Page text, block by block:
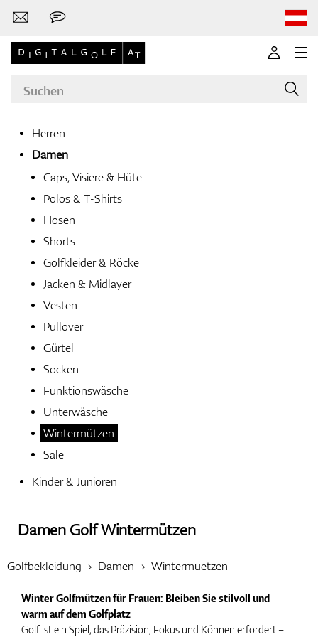
Bags
Trolleys
Herren
Damen
Caps, Visiere & Hüte
Polos & T-Shirts
Hosen
Shorts
Golfkleider & Röcke
Jacken & Midlayer
Vesten
Pullover
Gürtel
Socken
Funktionswäsche
Unterwäsche
Wintermützen
Sale
Kinder & Junioren
Damen Golf Wintermützen
Golfbekleidung Damen Wintermuetzen
Winter Golfmützen für Frauen: Bleiben Sie stilvoll und
warm auf dem Golfplatz
Golf ist ein Spiel, das Präzision, Fokus und Können erfordert –